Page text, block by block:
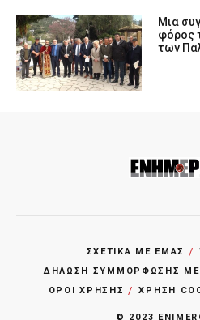
Μια
φόρος
των
ΣΧΕΤΙΚΑ ΜΕ ΕΜΑΣ
ΔΗΛΩΣΗ ΣΥΜΜΟΡΦΩΣΗΣ ΜΕ
ΌΡΟΙ ΧΡΗΣΗΣ
ΧΡΗΣΗ
© 2023